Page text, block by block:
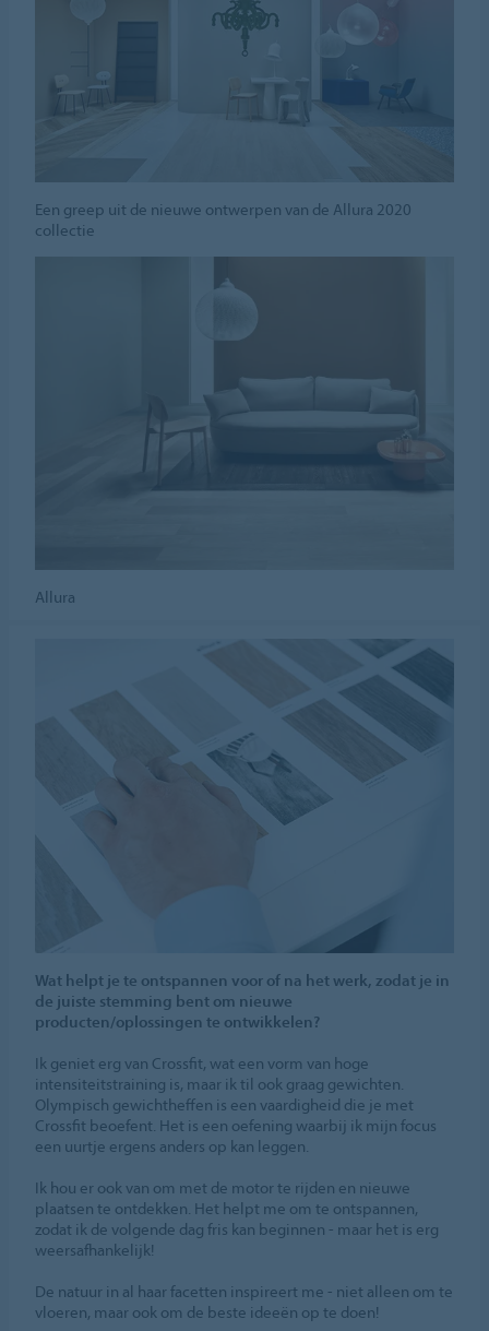
Een greep uit de nieuwe ontwerpen van de Allura 2020
collectie
Allura
Wat helpt je te ontspannen voor of na het werk, zodat je in
de juiste stemming bent om nieuwe
producten/oplossingen te ontwikkelen?
Ik geniet erg van Crossfit, wat een vorm van hoge
intensiteitstraining is, maar ik til ook graag gewichten.
Olympisch gewichtheffen is een vaardigheid die je met
Crossfit beoefent. Het is een oefening waarbij ik mijn focus
een uurtje ergens anders op kan leggen.
Ik hou er ook van om met de motor te rijden en nieuwe
plaatsen te ontdekken. Het helpt me om te ontspannen,
zodat ik de volgende dag fris kan beginnen - maar het is erg
weersafhankelijk!
De natuur in al haar facetten inspireert me - niet alleen om te
vloeren, maar ook om de beste ideeën op te doen!